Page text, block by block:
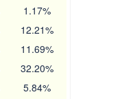
1.17%
12.21%
11.69%
32.20%
5.84%